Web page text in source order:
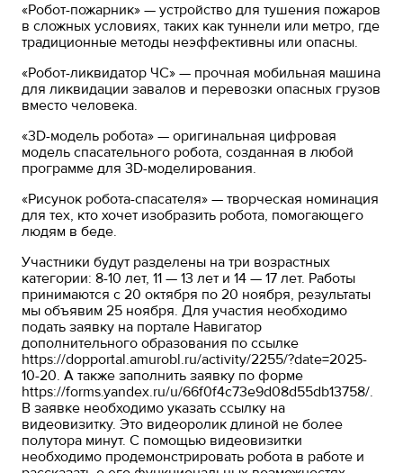
«Робот-пожарник» — устройство для тушения пожаров
в сложных условиях, таких как туннели или метро, где
традиционные методы неэффективны или опасны.
«Робот-ликвидатор ЧС» — прочная мобильная машина
для ликвидации завалов и перевозки опасных грузов
вместо человека.
«3D-модель робота» — оригинальная цифровая
модель спасательного робота, созданная в любой
программе для 3D-моделирования.
«Рисунок робота-спасателя» — творческая номинация
для тех, кто хочет изобразить робота, помогающего
людям в беде.
Участники будут разделены на три возрастных
категории: 8-10 лет, 11 — 13 лет и 14 — 17 лет. Работы
принимаются с 20 октября по 20 ноября, результаты
мы объявим 25 ноября. Для участия необходимо
подать заявку на портале Навигатор
дополнительного образования по ссылке
https://dopportal.amurobl.ru/activity/2255/?date=2025-
10-20. А также заполнить заявку по форме
https://forms.yandex.ru/u/66f0f4c73e9d08d55db13758/.
В заявке необходимо указать ссылку на
видеовизитку. Это видеоролик длиной не более
полутора минут. С помощью видеовизитки
необходимо продемонстрировать робота в работе и